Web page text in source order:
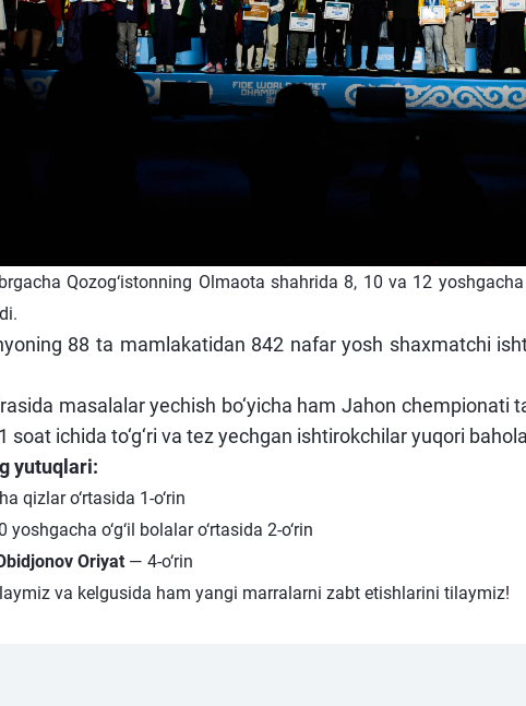
Qozog‘istonning Olmaota shahrida 8, 10 va 12 yoshgacha
88 ta mamlakatidan 842 nafar yosh shaxmatchi
masalalar yechish bo‘yicha ham Jahon
ichida to‘g‘ri va tez yechgan ishtirokchilar yuqori
yutuqlari:
qizlar o‘rtasida 1-o‘rin
yoshgacha o‘g‘il bolalar o‘rtasida 2-o‘rin
Oriyat — 4-o‘rin
va kelgusida ham yangi marralarni zabt etishlarini tilaymiz!